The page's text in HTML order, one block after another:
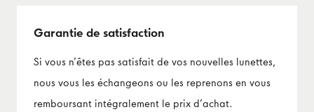
Garantie de satisfaction
Si vous n’êtes pas satisfait de vos nouvelles lunettes,
nous vous les échangeons ou les reprenons en vous
remboursant intégralement le prix d’achat.